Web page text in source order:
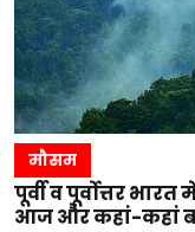
मौसम
पूर्वी व पूर्वोत्तर
आज और कहां-कहां